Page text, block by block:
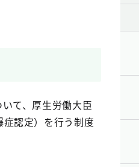
て、厚生労働大臣
認定）を行う制度